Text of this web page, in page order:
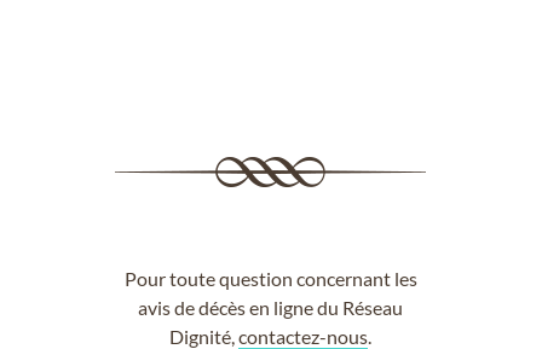
Pour toute question concernant les
avis de décès en ligne du Réseau
Dignité,contactez-nous